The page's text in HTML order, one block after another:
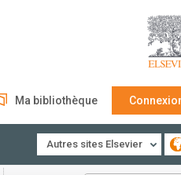
Ma bibliothèque
Autres sites Elsevier